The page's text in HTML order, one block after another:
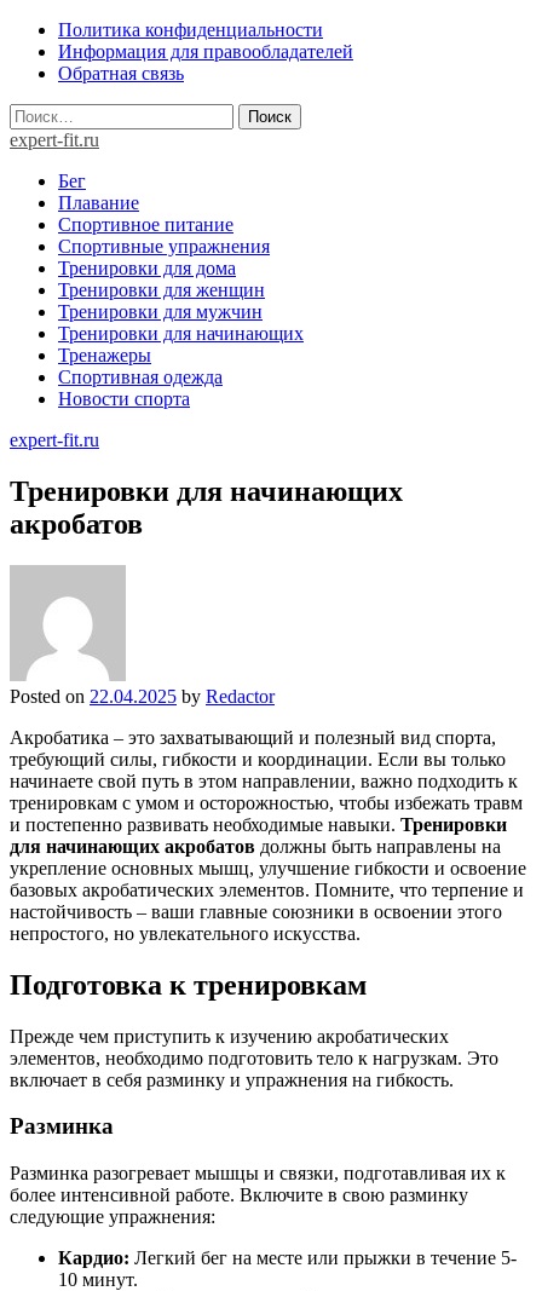
Skip
content
Политика конфиденциальности
Информация для правообладателей
Обратная связь
Найти:
expert-fit.ru
Бег
Плавание
Спортивное питание
Спортивные упражнения
Тренировки для дома
Тренировки для женщин
Тренировки для мужчин
Тренировки для начинающих
Тренажеры
Спортивная одежда
Новости спорта
expert-fit.ru
Тренировки для начинающих
акробатов
Posted on 22.04.2025 by Redactor
Акробатика – это захватывающий и полезный вид спорта,
требующий силы, гибкости и координации. Если вы только
начинаете свой путь в этом направлении, важно подходить к
тренировкам с умом и осторожностью, чтобы избежать травм
и постепенно развивать необходимые навыки. Тренировки
для начинающих акробатов должны быть направлены на
укрепление основных мышц, улучшение гибкости и освоение
базовых акробатических элементов. Помните, что терпение и
настойчивость – ваши главные союзники в освоении этого
непростого, но увлекательного искусства.
Подготовка к тренировкам
Прежде чем приступить к изучению акробатических
элементов, необходимо подготовить тело к нагрузкам. Это
включает в себя разминку и упражнения на гибкость.
Разминка
Разминка разогревает мышцы и связки, подготавливая их к
более интенсивной работе. Включите в свою разминку
следующие упражнения:
Кардио: Легкий бег на месте или прыжки в течение 5-
10 минут.